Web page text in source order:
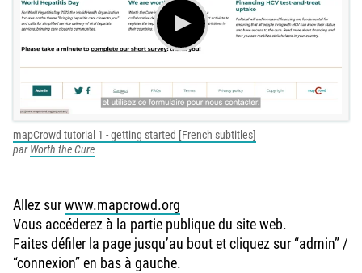
mapCrowd tutorial 1 - getting started [French subtitles]
parWorth the Cure
Allez surwww.mapcrowd.org
Vous accéderez à la partie publique du site web.
Faites défiler la page jusqu’au bout et cliquez sur “admin” /
“connexion” en bas à gauche.